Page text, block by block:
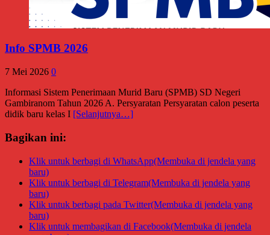
Info SPMB 2026
7 Mei 2026 0
Informasi Sistem Penerimaan Murid Baru (SPMB) SD Negeri
Gambiranom Tahun 2026 A. Persyaratan Persyaratan calon peserta
didik baru kelas I [Selanjutnya…]
Bagikan ini:
Klik untuk berbagi di WhatsApp(Membuka di jendela yang
baru)
Klik untuk berbagi di Telegram(Membuka di jendela yang
baru)
Klik untuk berbagi pada Twitter(Membuka di jendela yang
baru)
Klik untuk membagikan di Facebook(Membuka di jendela